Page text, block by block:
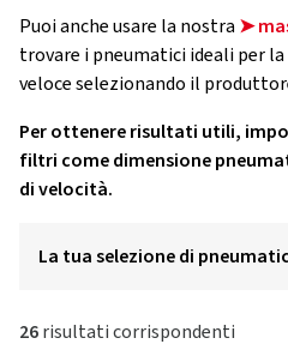
Puoi anche usare la nostra ➤
trovare i pneumatici ideali per
veloce selezionando il
Per ottenere risultati utili,
filtri come dimensione
di velocità.
La tua selezione di
26risultati corrispondenti